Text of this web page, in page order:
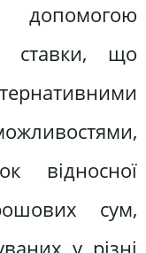
ставки, що
відносної
сум,